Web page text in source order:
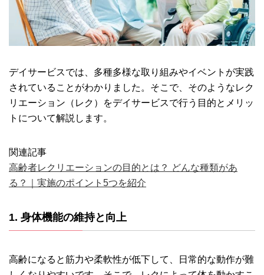
デイサービスでは、多種多様な取り組みやイベントが実践
されていることがわかりました。そこで、そのようなレク
リエーション（レク）をデイサービスで行う目的とメリッ
トについて解説します。
関連記事
高齢者レクリエーションの目的とは？ どんな種類があ
る？｜実施のポイント5つを紹介
1. 身体機能の維持と向上
高齢になると筋力や柔軟性が低下して、日常的な動作が難